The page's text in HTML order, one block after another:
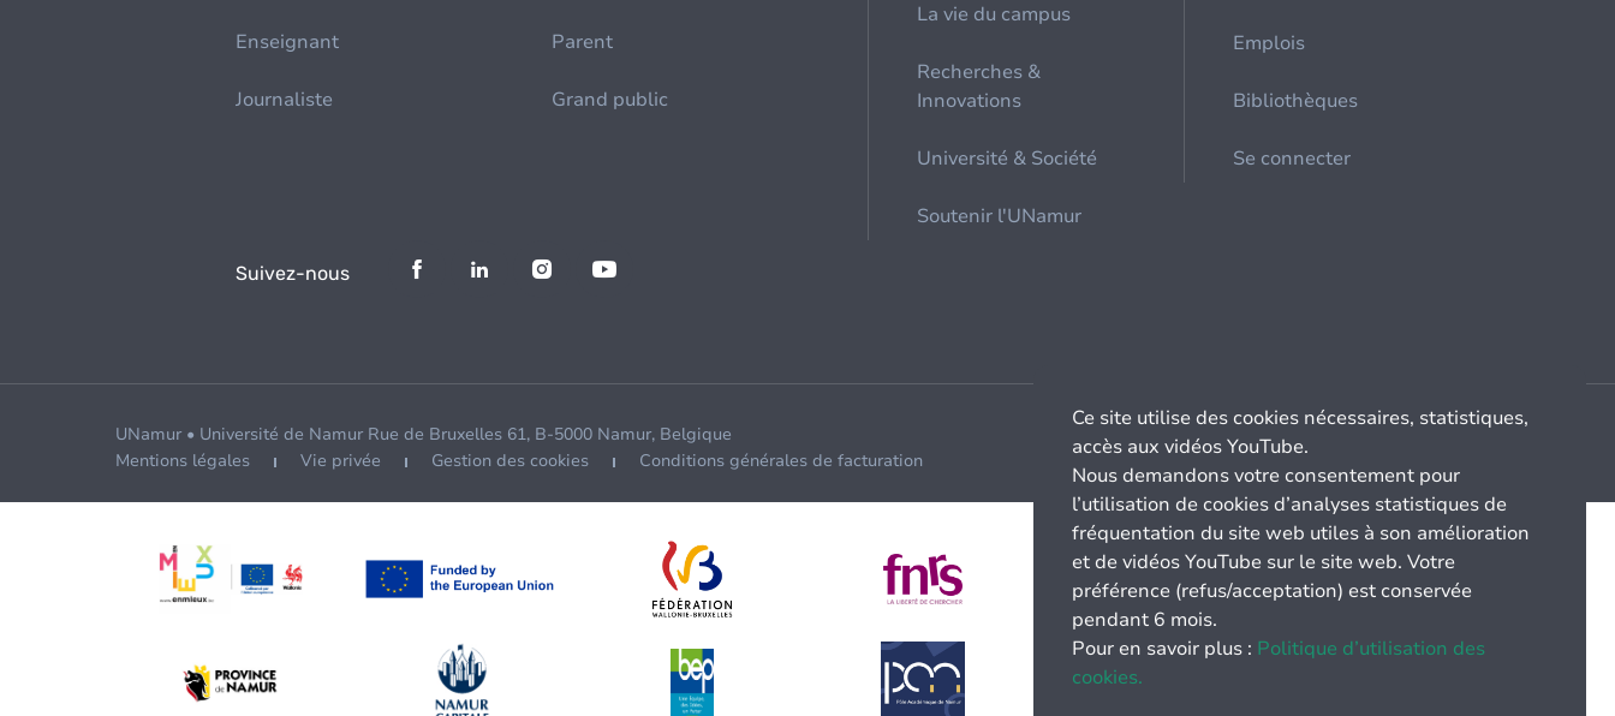
Enseignant Parent
Journaliste Grand public
La vie du campus
Recherches &
Innovations
Université & Société
Soutenir l'UNamur
Emplois
Bibliothèques
Se connecter
Suivez-nous
UNamur • Université de Namur Rue de Bruxelles 61, B-5000 Namur, Belgique
Mentions légales
Vie privée Gestion des cookies Conditions générales de facturation
Ce site utilise des cookies nécessaires, statistiques,
accès aux vidéos YouTube.
Nous demandons votre consentement pour
l’utilisation de cookies d’analyses statistiques de
fréquentation du site web utiles à son amélioration
et de vidéos YouTube sur le site web. Votre
préférence (refus/acceptation) est conservée
pendant 6 mois.
Pour en savoir plus : Politique d’utilisation des
cookies.